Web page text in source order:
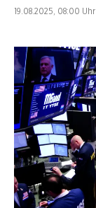
19.08.2025, 08:00 Uhr